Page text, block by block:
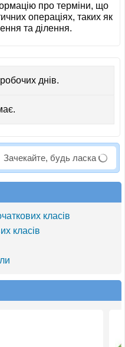
про терміни, що
операціях, таких як
та ділення.
днів.
Зачекайте, будь ласка
класів
класів